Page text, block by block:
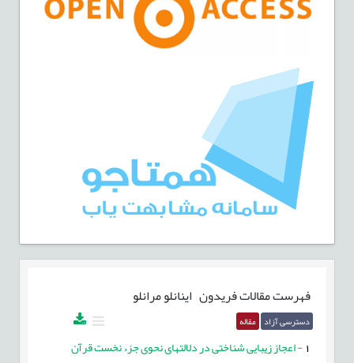
فهرست مقالاتفریدون اینانلو مرانلو
دسترسی آزاد مقاله
-اعجاز زیبایی شناختی در دلالتهای نحوی جزء نخست قرآن